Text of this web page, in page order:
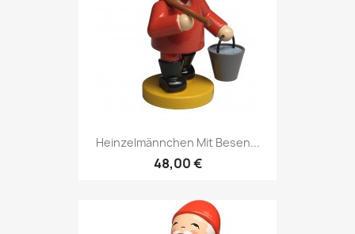
Heinzelmännchen Mit Besen...
48,00 €